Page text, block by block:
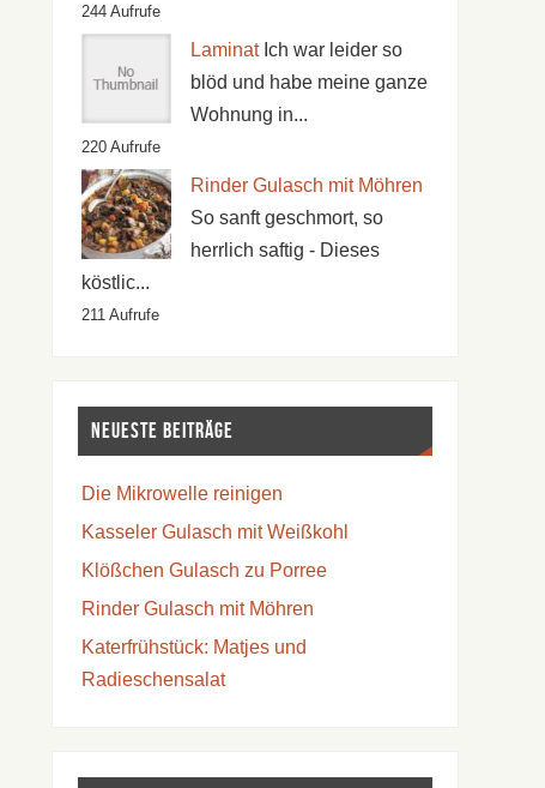
244 Aufrufe
Laminat Ich war leider so
blöd und habe meine ganze
Wohnung in...
220 Aufrufe
Rinder Gulasch mit Möhren
So sanft geschmort, so
herrlich saftig - Dieses
köstlic...
211 Aufrufe
Neueste Beiträge
Die Mikrowelle reinigen
Kasseler Gulasch mit Weißkohl
Klößchen Gulasch zu Porree
Rinder Gulasch mit Möhren
Katerfrühstück: Matjes und
Radieschensalat